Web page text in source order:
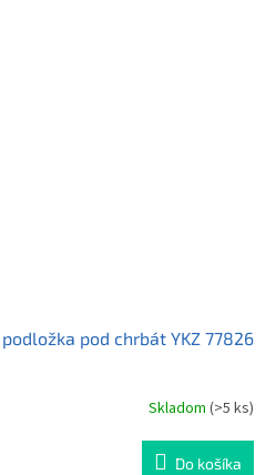
pod chrbát YKZ 77826
Skladom(>5 ks)
Do košíka